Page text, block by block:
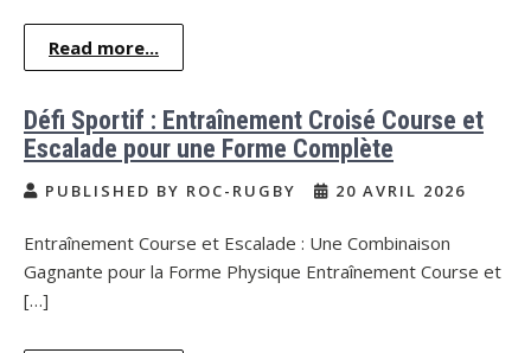
Read more...
Défi Sportif : Entraînement Croisé Course et
Escalade pour une Forme Complète
PUBLISHED BY ROC-RUGBY 20 AVRIL 2026
Entraînement Course et Escalade : Une Combinaison
Gagnante pour la Forme Physique Entraînement Course et
[…]